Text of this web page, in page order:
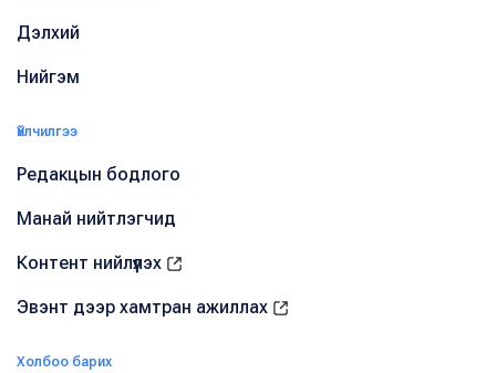
Дэлхий
Нийгэм
Үйлчилгээ
Редакцын бодлого
Манай нийтлэгчид
Контент нийлүүлэх
Эвэнт дээр хамтран ажиллах
Холбоо барих